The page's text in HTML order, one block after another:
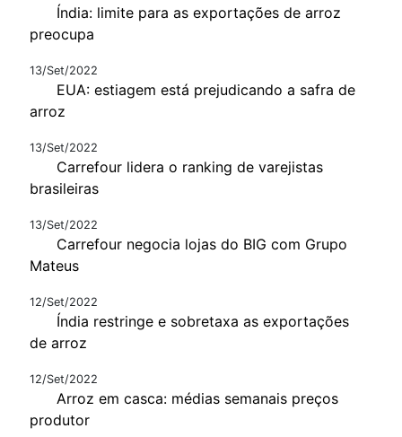
Índia: limite para as exportações de arroz
preocupa
13/Set/2022
EUA: estiagem está prejudicando a safra de
arroz
13/Set/2022
Carrefour lidera o ranking de varejistas
brasileiras
13/Set/2022
Carrefour negocia lojas do BIG com Grupo
Mateus
12/Set/2022
Índia restringe e sobretaxa as exportações
de arroz
12/Set/2022
Arroz em casca: médias semanais preços
produtor